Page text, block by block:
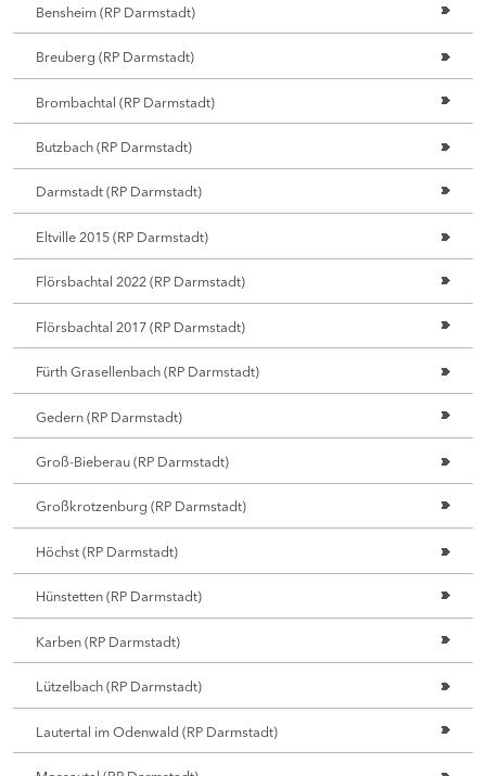
Bensheim (RP Darmstadt)
Breuberg (RP Darmstadt)
Brombachtal (RP Darmstadt)
Butzbach (RP Darmstadt)
Darmstadt (RP Darmstadt)
Eltville 2015 (RP Darmstadt)
Flörsbachtal 2022 (RP Darmstadt)
Flörsbachtal 2017 (RP Darmstadt)
Fürth Grasellenbach (RP Darmstadt)
Gedern (RP Darmstadt)
Groß-Bieberau (RP Darmstadt)
Großkrotzenburg (RP Darmstadt)
Höchst (RP Darmstadt)
Hünstetten (RP Darmstadt)
Karben (RP Darmstadt)
Lützelbach (RP Darmstadt)
Lautertal im Odenwald (RP Darmstadt)